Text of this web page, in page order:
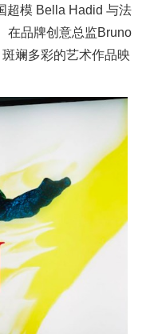
超模 Bella Hadid 与法
在品牌创意总监Bruno
斓多彩的艺术作品映